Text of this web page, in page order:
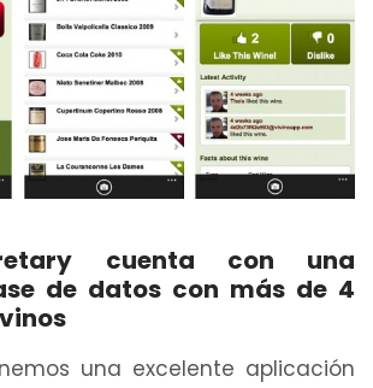
cuenta con una
de datos con más de 4
una excelente aplicación